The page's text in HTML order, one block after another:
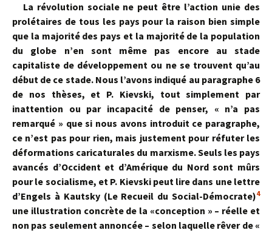
La révolution sociale ne peut être l’action unie des
prolétaires de tous les pays pour la raison bien simple
que la majorité des pays et la majorité de la population
du globe n’en sont même pas encore au stade
capitaliste de développement ou ne se trouvent qu’au
début de ce stade. Nous l’avons indiqué au paragraphe 6
de nos thèses, et P. Kievski, tout simplement par
inattention ou par incapacité de penser, « n’a pas
remarqué » que si nous avons introduit ce paragraphe,
ce n’est pas pour rien, mais justement pour réfuter les
déformations caricaturales du marxisme. Seuls les pays
avancés d’Occident et d’Amérique du Nord sont mûrs
pour le socialisme, et P. Kievski peut lire dans une lettre
d’Engels à Kautsky (Le Recueil du Social-Démocrate)4
une illustration concrète de la «conception » – réelle et
non pas seulement annoncée – selon laquelle rêver de «